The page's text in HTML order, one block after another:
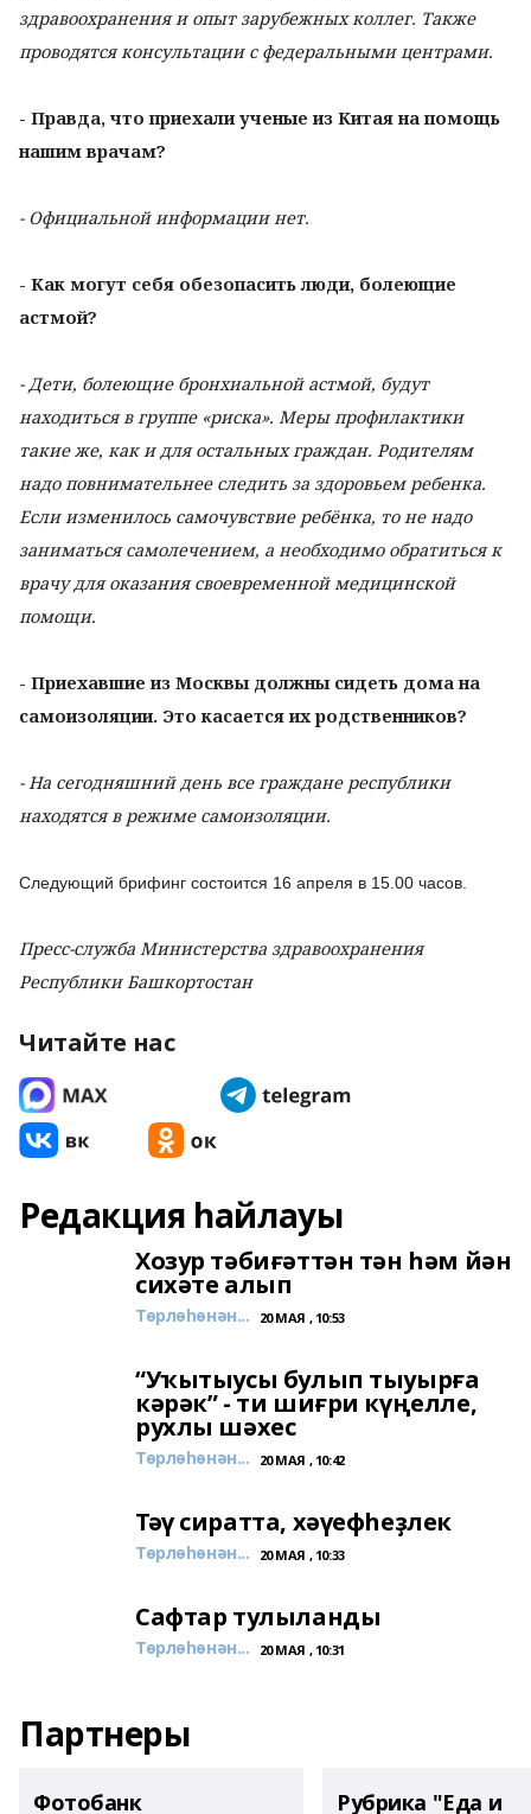
здравоохранения и опыт зарубежных коллег. Также
проводятся консультации с федеральными центрами.
- Правда, что приехали ученые из Китая на помощь
нашим врачам?
- Официальной информации нет.
- Как могут себя обезопасить люди, болеющие
астмой?
- Дети, болеющие бронхиальной астмой, будут
находиться в группе «риска». Меры профилактики
такие же, как и для остальных граждан. Родителям
надо повнимательнее следить за здоровьем ребенка.
Если изменилось самочувствие ребёнка, то не надо
заниматься самолечением, а необходимо обратиться к
врачу для оказания своевременной медицинской
помощи.
- Приехавшие из Москвы должны сидеть дома на
самоизоляции. Это касается их родственников?
- На сегодняшний день все граждане республики
находятся в режиме самоизоляции.
Следующий брифинг состоится 16 апреля в 15.00 часов.
Пресс-служба Министерства здравоохранения
Республики Башкортостан
Читайте нас
Редакция һайлауы
Хозур тәбиғәттән тән һәм йән
сихәте алып
Төрлөһөнән... 20 МАЯ , 10:53
“Уҡытыусы булып тыуырға
кәрәк” - ти шиғри күңелле,
рухлы шәхес
Төрлөһөнән... 20 МАЯ , 10:42
Тәү сиратта, хәүефһеҙлек
Төрлөһөнән... 20 МАЯ , 10:33
Сафтар тулыланды
Төрлөһөнән... 20 МАЯ , 10:31
Партнеры
Фотобанк Рубрика "Еда и